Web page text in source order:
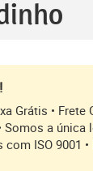
Grátis • Frete
Somos a única
ISO 9001